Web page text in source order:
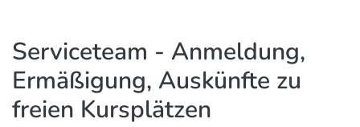
Serviceteam - Anmeldung,
Ermäßigung, Auskünfte zu
freien Kursplätzen